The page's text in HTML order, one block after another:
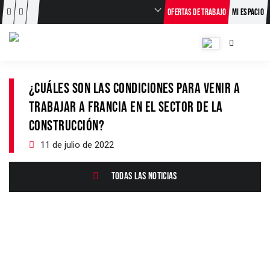
OFERTAS DE TRABAJO MI ESPACIO
¿CUÁLES SON LAS CONDICIONES PARA VENIR A
TRABAJAR A FRANCIA EN EL SECTOR DE LA
CONSTRUCCIÓN?
11 de julio de 2022
TODAS LAS NOTICIAS